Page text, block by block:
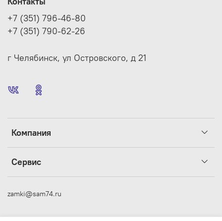
Компания
Сервис
+7 (351) 796-46-80
+7 (351) 790-62-26
г Челябинск, ул Островского, д 21
zamki@sam74.ru